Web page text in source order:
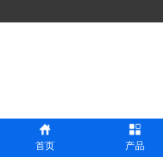
首页 产品